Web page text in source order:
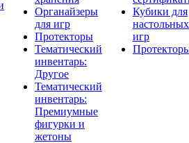
Органайзеры
для игр
Протекторы
Тематический
инвентарь:
Другое
Тематический
инвентарь:
Премиумные
фигурки и
жетоны
Кубики для
настольных
игр